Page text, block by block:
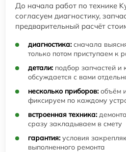
До начала работ по технике
согласуем диагностику,
предварительный расчёт
диагностика: сначала
только потом приступаем к
детали: подбор запчастей и
обсуждается с вами
несколько приборов: объём
фиксируем по каждому
встроенная техника:
сразу закладываем в смету
гарантия: условия
выполненного ремонта